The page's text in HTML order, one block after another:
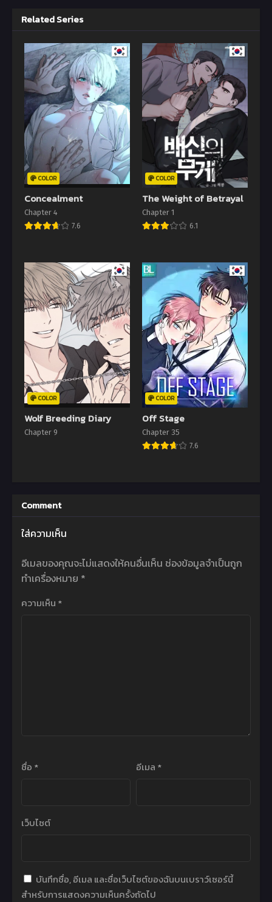
Related Series
COLOR
Concealment
Chapter 4
7.6
COLOR
The Weight of Betrayal
Chapter 1
6.1
COLOR
Wolf Breeding Diary
Chapter 9
COLOR
Off Stage
Chapter 35
7.6
Comment
ใส่ความเห็น
อีเมลของคุณจะไม่แสดงให้คนอื่นเห็น ช่องข้อมูลจำเป็นถูก
ทำเครื่องหมาย *
ความเห็น *
ชื่อ * อีเมล *
เว็บไซต์
บันทึกชื่อ, อีเมล และชื่อเว็บไซต์ของฉันบนเบราว์เซอร์นี้
สำหรับการแสดงความเห็นครั้งถัดไป